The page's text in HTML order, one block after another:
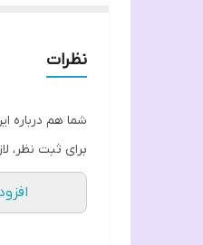
نظرات
شما هم درباره
برای ثبت نظر،